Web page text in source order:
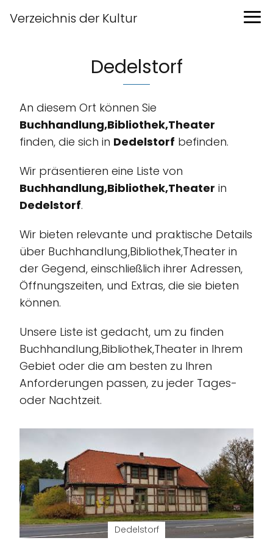
Verzeichnis der Kultur
Dedelstorf
An diesem Ort können Sie
Buchhandlung,Bibliothek,Theater
finden, die sich in Dedelstorf befinden.
Wir präsentieren eine Liste von
Buchhandlung,Bibliothek,Theater in
Dedelstorf.
Wir bieten relevante und praktische Details
über Buchhandlung,Bibliothek,Theater in
der Gegend, einschließlich ihrer Adressen,
Öffnungszeiten, und Extras, die sie bieten
können.
Unsere Liste ist gedacht, um zu finden
Buchhandlung,Bibliothek,Theater in Ihrem
Gebiet oder die am besten zu Ihren
Anforderungen passen, zu jeder Tages-
oder Nachtzeit.
Dedelstorf